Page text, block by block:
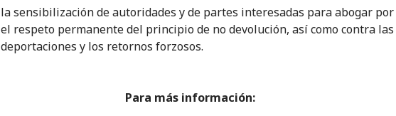
la sensibilización de autoridades y de partes interesadas para abogar por
el respeto permanente del principio de no devolución, así como contra las
deportaciones y los retornos forzosos.
Para más información: